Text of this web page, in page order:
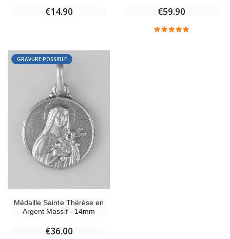
€14.90 €59.90
GRAVURE POSSIBLE
Médaille Sainte Thérèse en
Argent Massif - 14mm
€36.00
€12.90
-20%